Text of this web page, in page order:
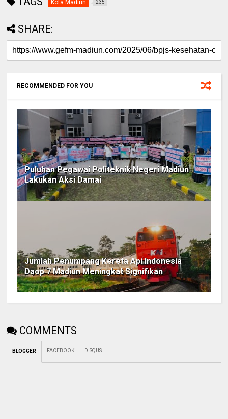
Kota Madiun 235
SHARE:
RECOMMENDED FOR YOU
Puluhan Pegawai Politeknik Negeri Madiun
Lakukan Aksi Damai
Jumlah Penumpang Kereta Api Indonesia
Daop 7 Madiun Meningkat Signifikan
COMMENTS
BLOGGER FACEBOOK DISQUS